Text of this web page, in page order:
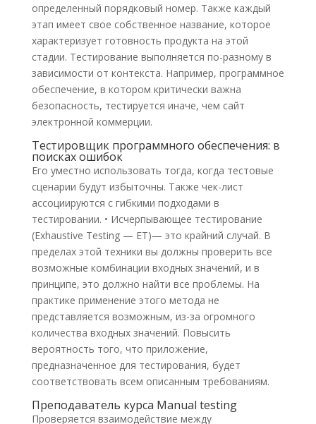
определенный порядковый номер. Также каждый
этап имеет свое собственное название, которое
характеризует готовность продукта на этой
стадии. Тестирование выполняется по-разному в
зависимости от контекста. Например, программное
обеспечение, в котором критически важна
безопасность, тестируется иначе, чем сайт
электронной коммерции.
Тестировщик программного обеспечения: в
поисках ошибок
Его уместно использовать тогда, когда тестовые
сценарии будут избыточны. Также чек-лист
ассоциируются с гибкими подходами в
тестировании. • Исчерпывающее тестирование
(Exhaustive Testing — ET)— это крайний случай. В
пределах этой техники вы должны проверить все
возможные комбинации входных значений, и в
принципе, это должно найти все проблемы. На
практике применение этого метода не
представляется возможным, из-за огромного
количества входных значений. Повысить
вероятность того, что приложение,
предназначенное для тестирования, будет
соответствовать всем описанным требованиям.
Преподаватель курса Manual testing
Проверяется взаимодействие между